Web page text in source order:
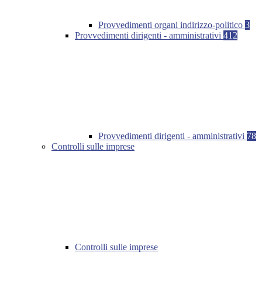
Provvedimenti organi indirizzo-politico 3
Provvedimenti dirigenti - amministrativi 412
Provvedimenti dirigenti - amministrativi 78
Controlli sulle imprese
Controlli sulle imprese